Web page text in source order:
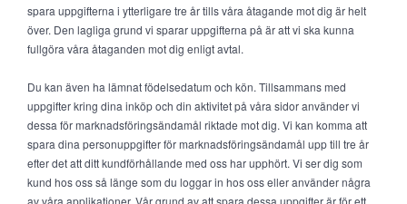
spara uppgifterna i ytterligare tre år tills våra åtagande mot dig är helt
över. Den lagliga grund vi sparar uppgifterna på är att vi ska kunna
fullgöra våra åtaganden mot dig enligt avtal.
Du kan även ha lämnat födelsedatum och kön. Tillsammans med
uppgifter kring dina inköp och din aktivitet på våra sidor använder vi
dessa för marknadsföringsändamål riktade mot dig. Vi kan komma att
spara dina personuppgifter för marknadsföringsändamål upp till tre år
efter det att ditt kundförhållande med oss har upphört. Vi ser dig som
kund hos oss så länge som du loggar in hos oss eller använder några
av våra applikationer. Vår grund av att spara dessa uppgifter är för ett